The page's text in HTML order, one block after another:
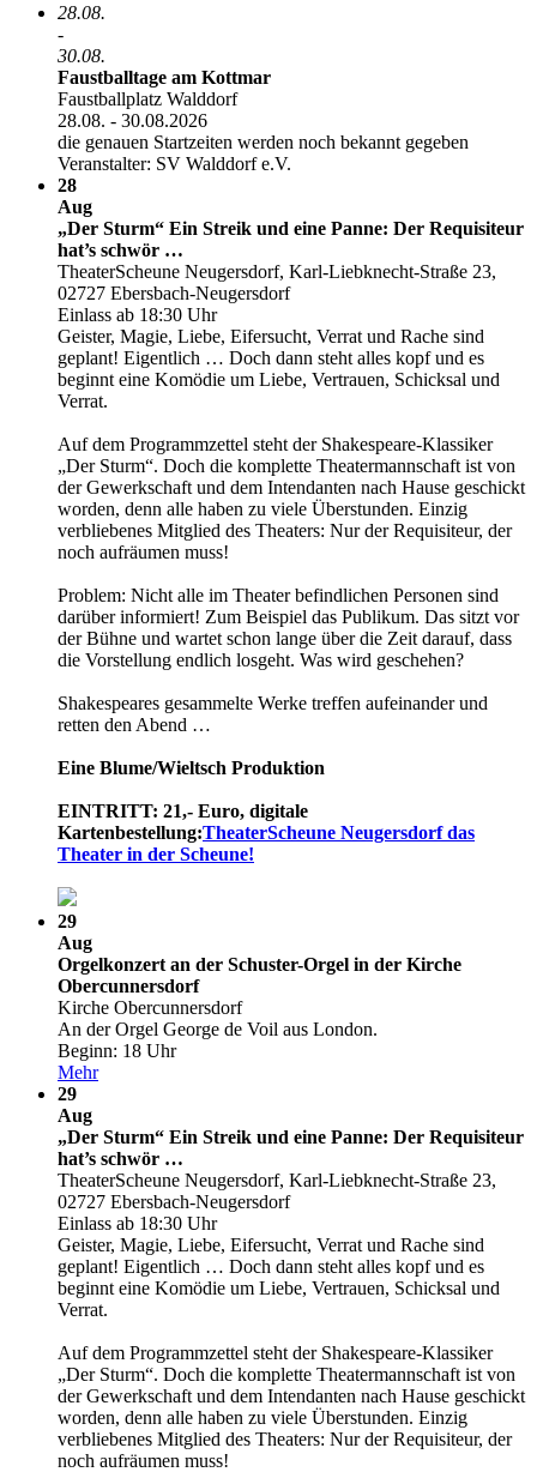
28.08.
-
30.08.
Faustballtage am Kottmar
Faustballplatz Walddorf
28.08. - 30.08.2026
die genauen Startzeiten werden noch bekannt gegeben
Veranstalter: SV Walddorf e.V.
28
Aug
„Der Sturm“ Ein Streik und eine Panne: Der Requisiteur
hat’s schwör …
TheaterScheune Neugersdorf, Karl-Liebknecht-Straße 23,
02727 Ebersbach-Neugersdorf
Einlass ab 18:30 Uhr
Geister, Magie, Liebe, Eifersucht, Verrat und Rache sind
geplant! Eigentlich … Doch dann steht alles kopf und es
beginnt eine Komödie um Liebe, Vertrauen, Schicksal und
Verrat.
Auf dem Programmzettel steht der Shakespeare-Klassiker
„Der Sturm“. Doch die komplette Theatermannschaft ist von
der Gewerkschaft und dem Intendanten nach Hause geschickt
worden, denn alle haben zu viele Überstunden. Einzig
verbliebenes Mitglied des Theaters: Nur der Requisiteur, der
noch aufräumen muss!
Problem: Nicht alle im Theater befindlichen Personen sind
darüber informiert! Zum Beispiel das Publikum. Das sitzt vor
der Bühne und wartet schon lange über die Zeit darauf, dass
die Vorstellung endlich losgeht. Was wird geschehen?
Shakespeares gesammelte Werke treffen aufeinander und
retten den Abend …
Eine Blume/­Wieltsch Produktion
EINTRITT: 21,- Euro, digitale
Kartenbestellung:TheaterScheune Neugersdorf das
Theater in der Scheune!
29
Aug
Orgelkonzert an der Schuster-Orgel in der Kirche
Obercunnersdorf
Kirche Obercunnersdorf
An der Orgel George de Voil aus London.
Beginn: 18 Uhr
Mehr
29
Aug
„Der Sturm“ Ein Streik und eine Panne: Der Requisiteur
hat’s schwör …
TheaterScheune Neugersdorf, Karl-Liebknecht-Straße 23,
02727 Ebersbach-Neugersdorf
Einlass ab 18:30 Uhr
Geister, Magie, Liebe, Eifersucht, Verrat und Rache sind
geplant! Eigentlich … Doch dann steht alles kopf und es
beginnt eine Komödie um Liebe, Vertrauen, Schicksal und
Verrat.
Auf dem Programmzettel steht der Shakespeare-Klassiker
„Der Sturm“. Doch die komplette Theatermannschaft ist von
der Gewerkschaft und dem Intendanten nach Hause geschickt
worden, denn alle haben zu viele Überstunden. Einzig
verbliebenes Mitglied des Theaters: Nur der Requisiteur, der
noch aufräumen muss!